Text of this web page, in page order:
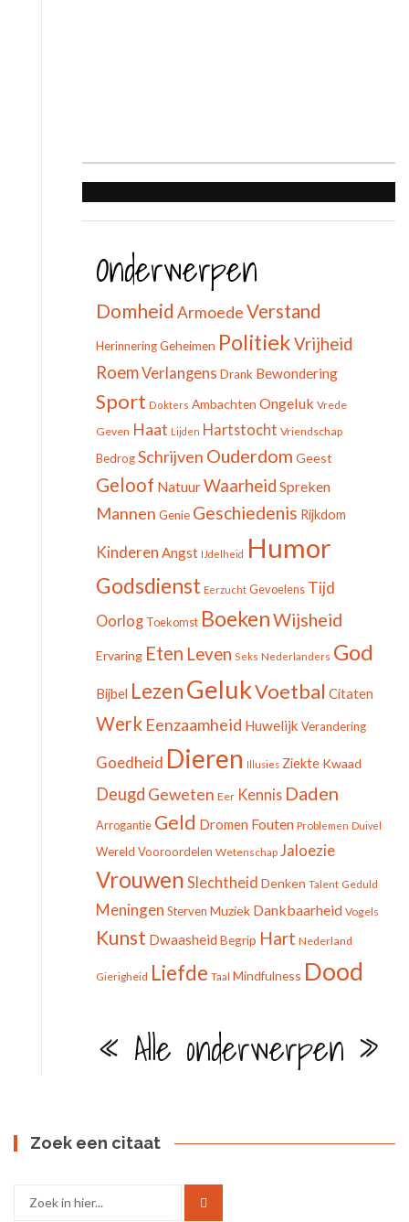
Onderwerpen
Domheid ArmoedeVerstand
HerinneringGeheimen PolitiekVrijheid
RoemVerlangens Drank Bewondering
Sport Dokters Ambachten Ongeluk Vrede
Geven Haat Lijden Hartstocht Vriendschap
BedrogSchrijven Ouderdom Geest
Geloof NatuurWaarheid Spreken
Mannen Genie Geschiedenis Rijkdom
Kinderen Angst IJdelheid Humor
Godsdienst Eerzucht Gevoelens Tijd
Oorlog Toekomst BoekenWijsheid
Ervaring Eten Leven Seks Nederlanders God
Bijbel LezenGelukVoetbal Citaten
Werk Eenzaamheid Huwelijk Verandering
Goedheid Dieren Illusies Ziekte Kwaad
Deugd Geweten Eer Kennis Daden
Arrogantie Geld Dromen Fouten Problemen Duivel
Wereld Vooroordelen Wetenschap Jaloezie
Vrouwen Slechtheid Denken Talent Geduld
Meningen Sterven Muziek Dankbaarheid Vogels
Kunst Dwaasheid Begrip Hart Nederland
Gierigheid Liefde Taal Mindfulness Dood
« Alle onderwerpen »
Zoek een citaat